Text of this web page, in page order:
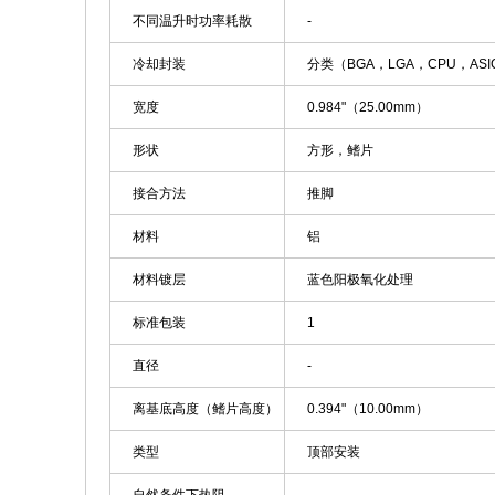
不同温升时功率耗散 -
冷却封装 分类（BGA，LGA，CPU，
宽度 0.984"（25.00mm）
形状 方形，鳍片
接合方法 推脚
材料 铝
材料镀层 蓝色阳极氧化处理
标准包装 1
直径 -
离基底高度（鳍片高度） 0.394"（10.00mm）
类型 顶部安装